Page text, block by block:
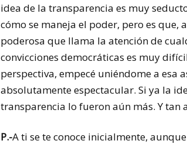
idea de la transparencia es muy
cómo se maneja el poder, pero es
poderosa que llama la atención de
convicciones democráticas es muy
perspectiva, empecé uniéndome a esa
absolutamente espectacular. Si ya la
transparencia lo fueron aún más. Y
P.-A ti se te conoce inicialmente,